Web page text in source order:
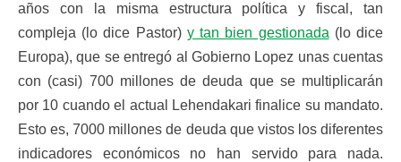
años con la misma estructura política y fiscal, tan
compleja (lo dice Pastor) y tan bien gestionada (lo dice
Europa), que se entregó al Gobierno Lopez unas cuentas
con (casi) 700 millones de deuda que se multiplicarán
por 10 cuando el actual Lehendakari finalice su mandato.
Esto es, 7000 millones de deuda que vistos los diferentes
indicadores económicos no han servido para nada.